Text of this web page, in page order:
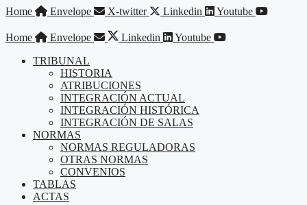
Saltar
contenido
Home Envelope X-twitter Linkedin Youtube
Home Envelope Linkedin
Youtube
TRIBUNAL
HISTORIA
ATRIBUCIONES
INTEGRACIÓN ACTUAL
INTEGRACIÓN HISTÓRICA
INTEGRACIÓN DE SALAS
NORMAS
NORMAS REGULADORAS
OTRAS NORMAS
CONVENIOS
TABLAS
ACTAS